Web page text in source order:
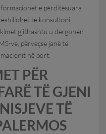
e përditësuara
këshillohet të konsultoni
gjithashtu u dërgohen
ve, përveçse janë të
në port.
PËR
TË GJENI
TË